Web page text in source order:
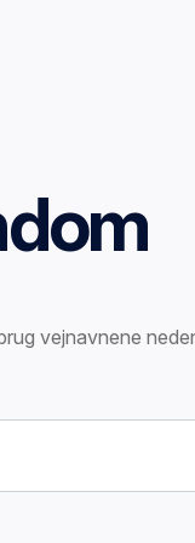
vejnavnene